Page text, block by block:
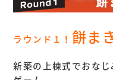
ラウンド１！ 餅ま
新築の上棟式でおな